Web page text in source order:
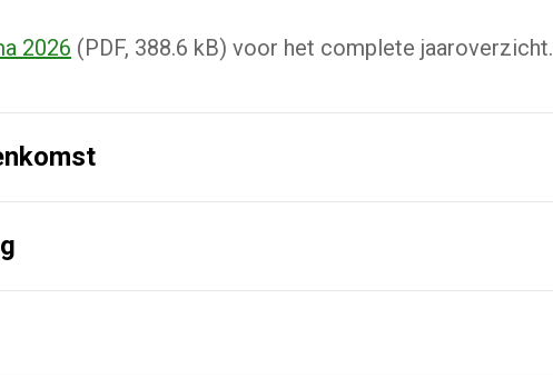
2026 (PDF, 388.6 kB) voor het complete jaaroverzicht.